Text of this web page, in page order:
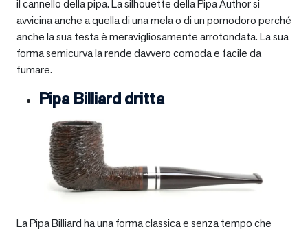
il cannello della pipa. La silhouette della Pipa Author si
avvicina anche a quella di una mela o di un pomodoro perché
anche la sua testa è meravigliosamente arrotondata. La sua
forma semicurva la rende davvero comoda e facile da
fumare.
Pipa Billiard dritta
La Pipa Billiard ha una forma classica e senza tempo che